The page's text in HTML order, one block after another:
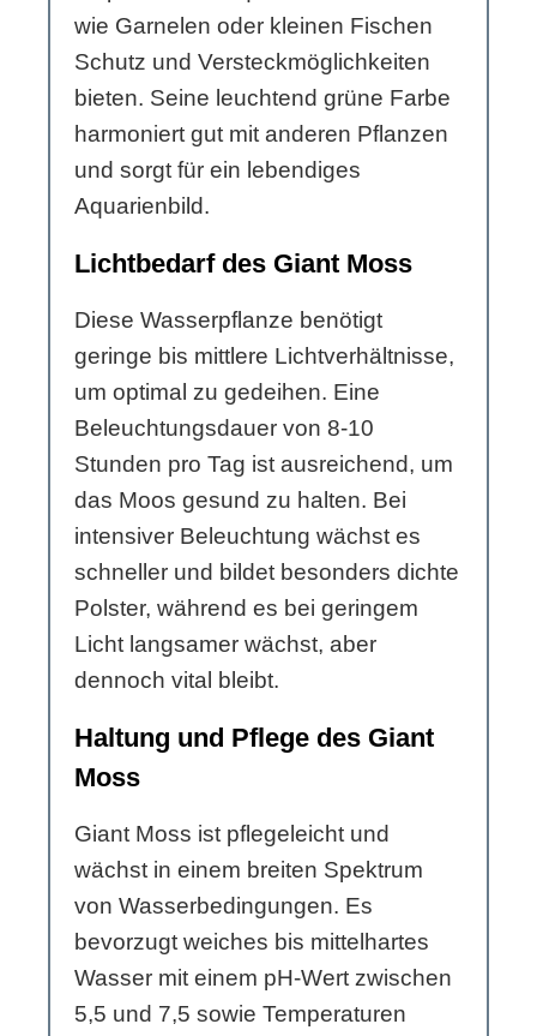
wie Garnelen oder kleinen Fischen
Schutz und Versteckmöglichkeiten
bieten. Seine leuchtend grüne Farbe
harmoniert gut mit anderen Pflanzen
und sorgt für ein lebendiges
Aquarienbild.
Lichtbedarf des Giant Moss
Diese Wasserpflanze benötigt
geringe bis mittlere Lichtverhältnisse,
um optimal zu gedeihen. Eine
Beleuchtungsdauer von 8-10
Stunden pro Tag ist ausreichend, um
das Moos gesund zu halten. Bei
intensiver Beleuchtung wächst es
schneller und bildet besonders dichte
Polster, während es bei geringem
Licht langsamer wächst, aber
dennoch vital bleibt.
Haltung und Pflege des Giant
Moss
Giant Moss ist pflegeleicht und
wächst in einem breiten Spektrum
von Wasserbedingungen. Es
bevorzugt weiches bis mittelhartes
Wasser mit einem pH-Wert zwischen
5,5 und 7,5 sowie Temperaturen